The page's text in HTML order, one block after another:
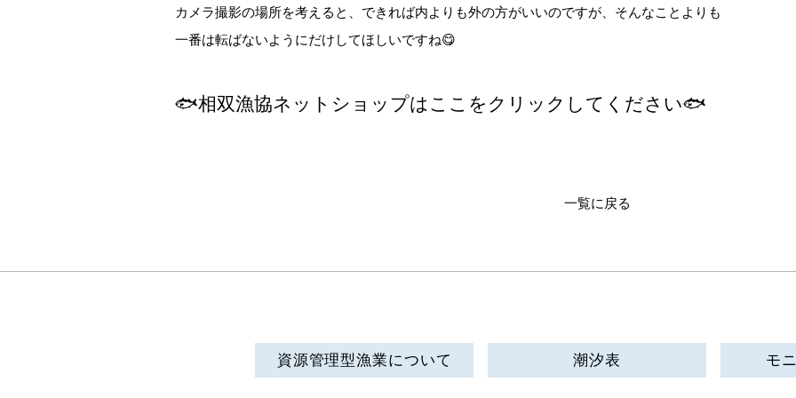
カメラ撮影の場所を考えると、できれば内よりも外の方がいいのですが、そんなことよりも
一番は転ばないようにだけしてほしいですね😋
🐟相双漁協ネットショップはここをクリックしてください🐟
一覧に戻る
資源管理型漁業について 潮汐表 モ